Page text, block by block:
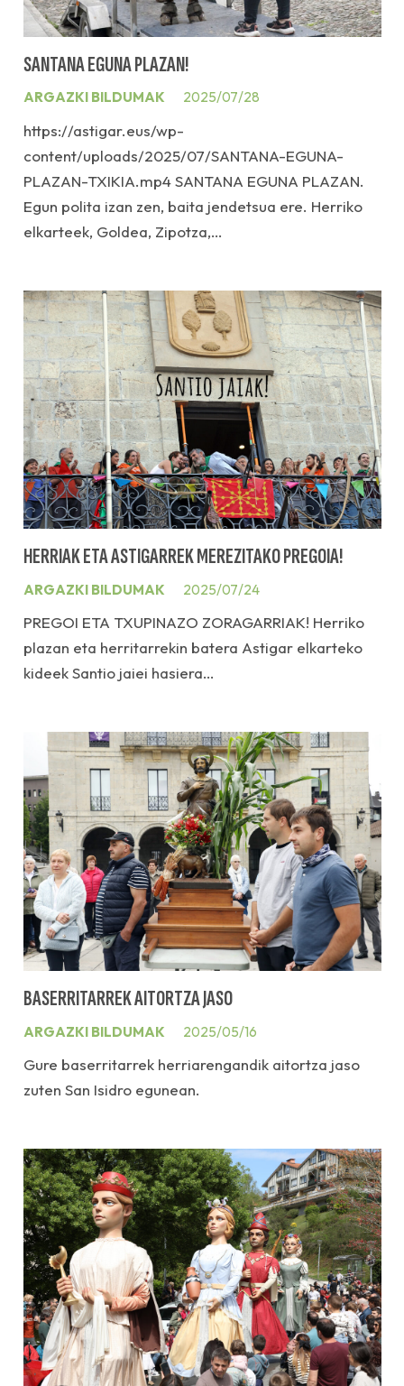
SANTANA EGUNA PLAZAN!
ARGAZKI BILDUMAK 2025/07/28
https://astigar.eus/wp-
content/uploads/2025/07/SANTANA-EGUNA-
PLAZAN-TXIKIA.mp4 SANTANA EGUNA PLAZAN.
Egun polita izan zen, baita jendetsua ere. Herriko
elkarteek, Goldea, Zipotza,…
HERRIAK ETA ASTIGARREK MEREZITAKO PREGOIA!
ARGAZKI BILDUMAK 2025/07/24
PREGOI ETA TXUPINAZO ZORAGARRIAK! Herriko
plazan eta herritarrekin batera Astigar elkarteko
kideek Santio jaiei hasiera…
BASERRITARREK AITORTZA JASO
ARGAZKI BILDUMAK 2025/05/16
Gure baserritarrek herriarengandik aitortza jaso
zuten San Isidro egunean.